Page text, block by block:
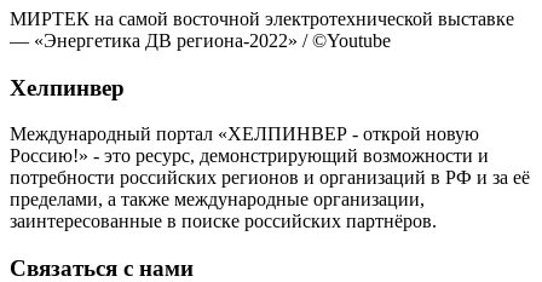
МИРТЕК на самой восточной электротехнической выставке
— «Энергетика ДВ региона-2022» / ©Youtube
Хелпинвер
Международный портал «ХЕЛПИНВЕР - открой новую
Россию!» - это ресурс, демонстрирующий возможности и
потребности российских регионов и организаций в РФ и за её
пределами, а также международные организации,
заинтересованные в поиске российских партнёров.
Связаться с нами